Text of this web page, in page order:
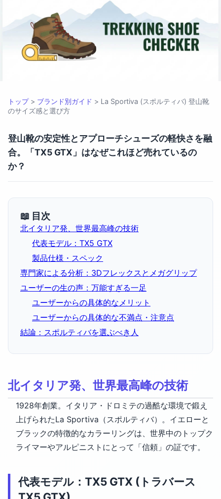
トップ> ブランド別ガイド > La Sportiva (スポルティバ) 登山靴
のサイズ感と選び方
登山靴の安定性とアプローチシューズの軽快さを融
合。「TX5 GTX」はなぜこれほど売れているの
か？
📖 目次
北イタリア発、世界最高峰の技術
代表モデル：TX5 GTX
製品仕様・スペック
専門家による分析：3Dフレックスとメガグリップ
ユーザーの生の声：万能すぎる一足
ユーザーからの具体的なメリット
ユーザーからの具体的な不満点・注意点
結論：スポルティバを選ぶべき人
北イタリア発、世界最高峰の技術
1928年創業。イタリア・ドロミテの過酷な環境で鍛え
上げられたLa Sportiva（スポルティバ）。イエローと
ブラックの特徴的なカラーリングは、世界中のトップク
ライマーやアルピニストにとって「信頼」の証です。
代表モデル：TX5 GTX (トラバース